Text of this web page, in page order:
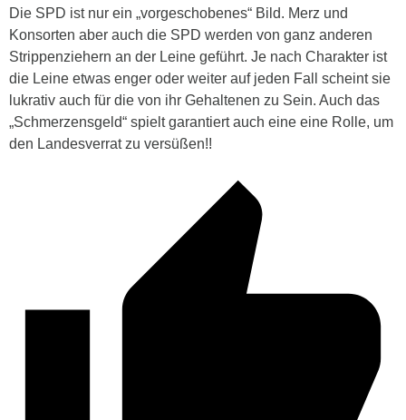
Die SPD ist nur ein „vorgeschobenes“ Bild. Merz und
Konsorten aber auch die SPD werden von ganz anderen
Strippenziehern an der Leine geführt. Je nach Charakter ist
die Leine etwas enger oder weiter auf jeden Fall scheint sie
lukrativ auch für die von ihr Gehaltenen zu Sein. Auch das
„Schmerzensgeld“ spielt garantiert auch eine eine Rolle, um
den Landesverrat zu versüßen!!